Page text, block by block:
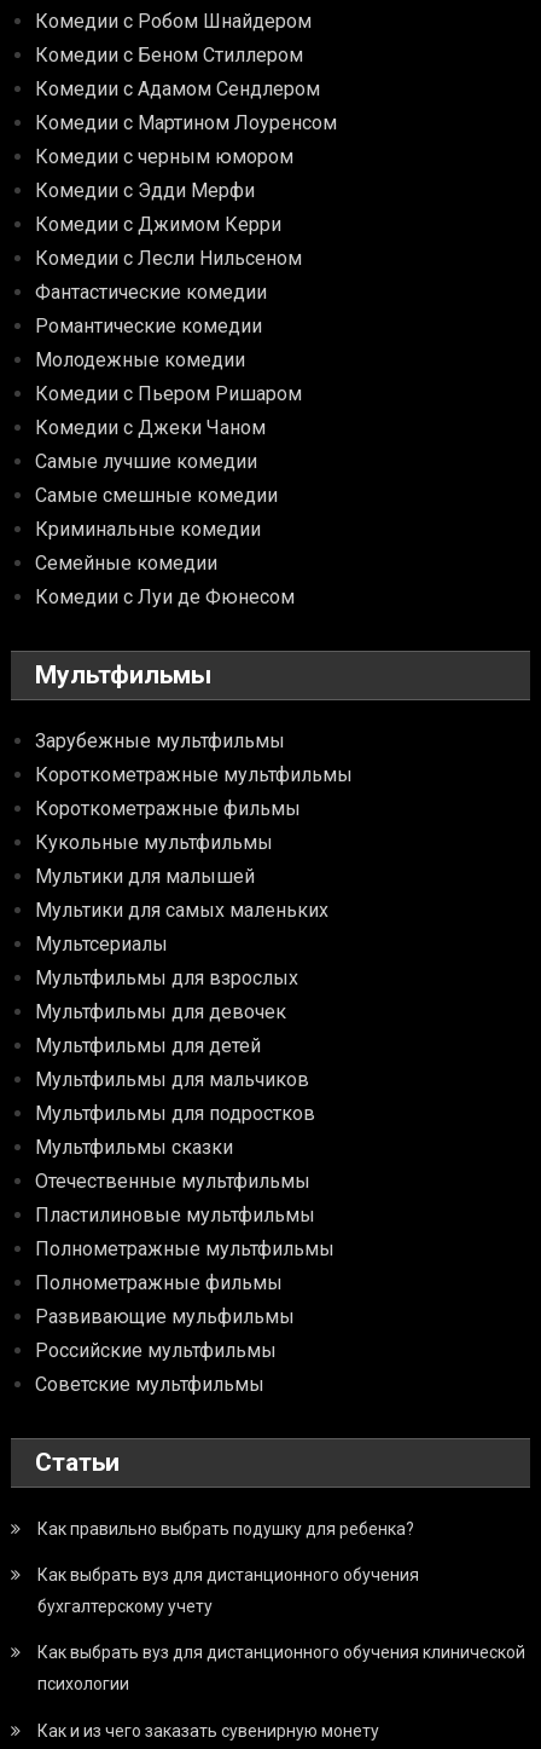
Комедии с Робом Шнайдером
Комедии с Беном Стиллером
Комедии с Адамом Сендлером
Комедии с Мартином Лоуренсом
Комедии с черным юмором
Комедии с Эдди Мерфи
Комедии с Джимом Керри
Комедии с Лесли Нильсеном
Фантастические комедии
Романтические комедии
Молодежные комедии
Комедии с Пьером Ришаром
Комедии с Джеки Чаном
Самые лучшие комедии
Самые смешные комедии
Криминальные комедии
Семейные комедии
Комедии с Луи де Фюнесом
Мультфильмы
Зарубежные мультфильмы
Короткометражные мультфильмы
Короткометражные фильмы
Кукольные мультфильмы
Мультики для малышей
Мультики для самых маленьких
Мультсериалы
Мультфильмы для взрослых
Мультфильмы для девочек
Мультфильмы для детей
Мультфильмы для мальчиков
Мультфильмы для подростков
Мультфильмы сказки
Отечественные мультфильмы
Пластилиновые мультфильмы
Полнометражные мультфильмы
Полнометражные фильмы
Развивающие мульфильмы
Российские мультфильмы
Советские мультфильмы
Статьи
Как правильно выбрать подушку для ребенка?
Как выбрать вуз для дистанционного обучения
бухгалтерскому учету
Как выбрать вуз для дистанционного обучения клинической
психологии
Как и из чего заказать сувенирную монету